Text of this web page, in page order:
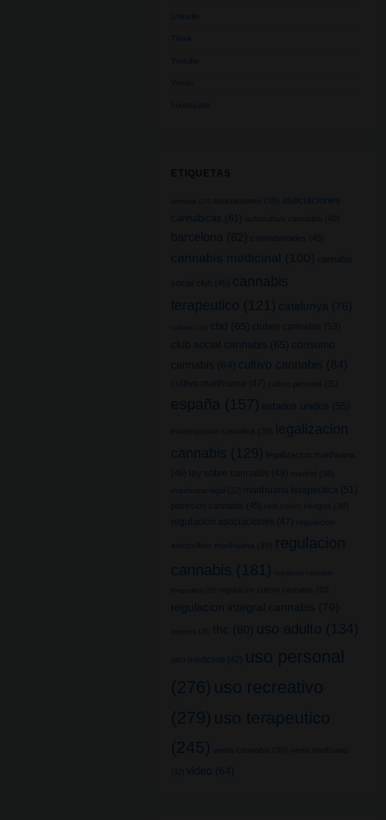
Linkedin
Tiktok
Youtube
Vimeo
Foursquare
alemania (27) asociaciones (39)
asociaciones
cannabicas (61) autocultivo cannabis (40)
barcelona (82) cannabinoides (45)
cannabis medicinal (100) cannabis
social club (45) cannabis
terapeutico (121) catalunya (76)
cañamo (26) cbd (65) clubes cannabis (53)
club social cannabis (65) consumo
cannabis (64) cultivo cannabis (84)
cultivo marihuana (47) cultivo personal (35)
españa (157) estados unidos (55)
investigacion cientifica (39)
legalizacion
cannabis (129) legalizacion marihuana
(46) ley sobre cannabis (49) madrid (38)
marihuana legal (32) marihuana terapeutica (51)
posesion cannabis (45) reduccion riesgos (38)
regulacion asociaciones (47) regulacion
autocultivo marihuana (39)
regulacion
cannabis (181) regulacion cannabis
terapeutico (25) regulacion cultivo cannabis (33)
regulacion integral cannabis (79)
terpenos (25) thc (80) uso adulto (134)
uso medicinal (42) uso personal
(276) uso recreativo
(279) uso terapeutico
(245) venta cannabis (38) venta marihuana
(32) video (64)